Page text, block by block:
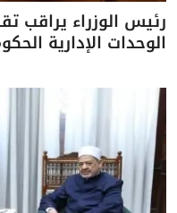
رئيس الوزراء يراقب
الوحدات الإدارية